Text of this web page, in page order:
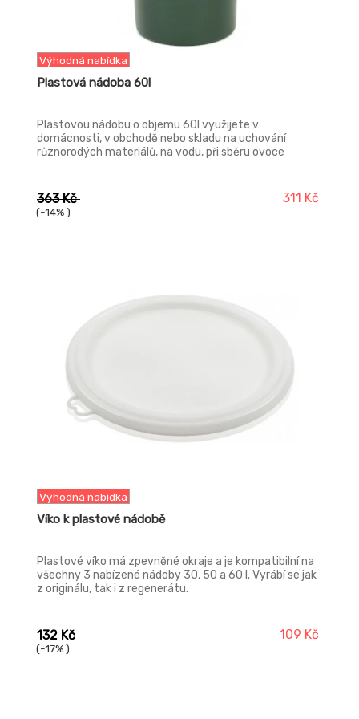
Výhodná nabídka
Plastová nádoba 60l
Plastovou nádobu o objemu 60l využijete v
domácnosti, v obchodě nebo skladu na uchování
různorodých materiálů, na vodu, při sběru ovoce
manipulaci. Plastovou nádobu 60l dodáváme bez víka.
363 Kč
(-14% )
311 Kč
Výhodná nabídka
Víko k plastové nádobě
Plastové víko má zpevněné okraje a je kompatibilní na
všechny 3 nabízené nádoby 30, 50 a 60 l. Vyrábí se jak
z originálu, tak i z regenerátu.
132 Kč
(-17% )
109 Kč